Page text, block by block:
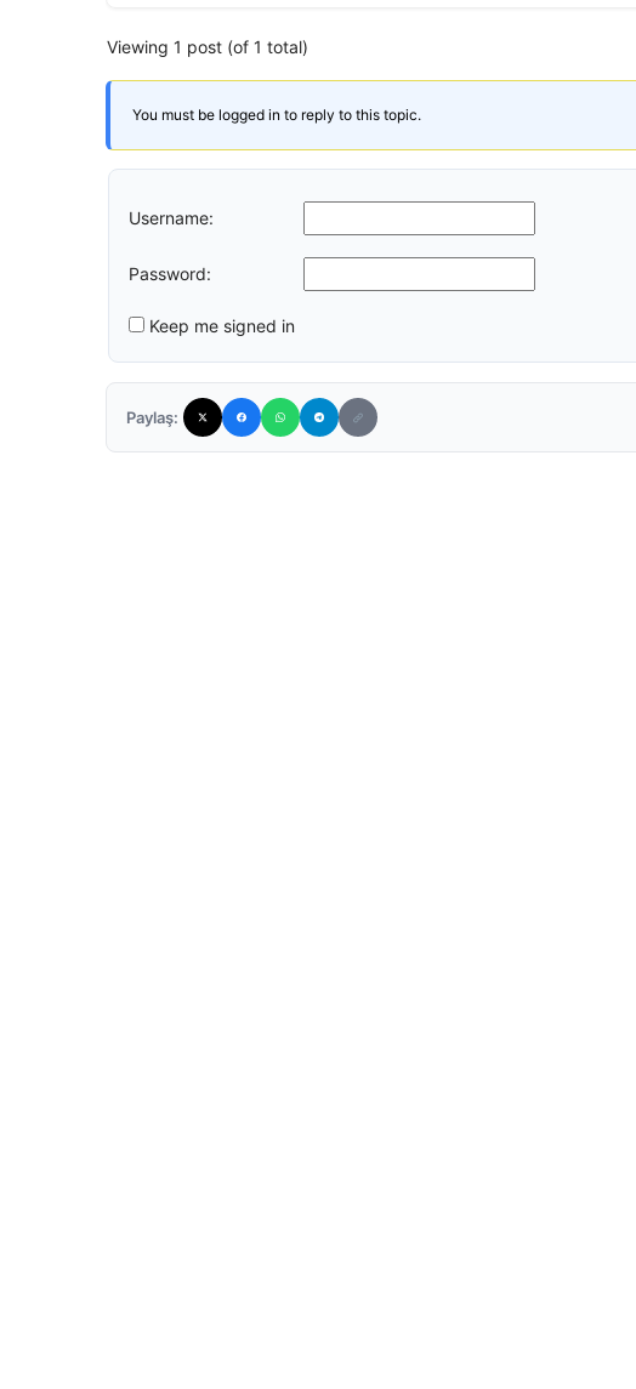
Viewing 1 post (of 1 total)
You must be logged in to reply to this topic.
Username:
Password:
Keep me signed in
Paylaş: